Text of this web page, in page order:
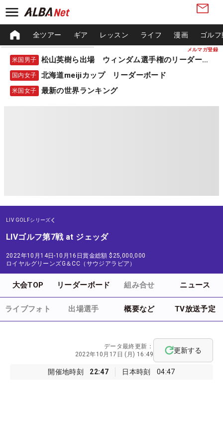
メルマガ登録
全ツアー ギア レッスン ライフ 漫画 ゴル
米国男子 松山英樹ら出場 ウィンダム選手権のリーダーボード
国内女子 北海道meijiカップ リーダーボード
米国女子 最新の世界ランキング
LIV GOLFシリーズ
LIVゴルフ第7戦 at ジェッダ
2022年10月14日-10月16日賞金総額 $25,000,000
ロイヤルグリーンズG＆CC（サウジアラビア）
大会TOP リーダーボード 組み合せ ニュース
ライブフォト 出場選手 概要など TV放送予定
開催地時刻 22:47 日本時刻 04:47
データ最終更新：
2022年10月17日 (月) 16:49
更新する